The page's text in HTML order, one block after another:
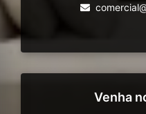
Venha